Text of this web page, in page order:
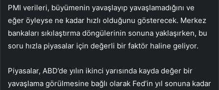
PMI verileri, büyümenin yavaşlayıp yavaşlamadığını ve
eğer öyleyse ne kadar hızlı olduğunu gösterecek. Merkez
bankaları sıkılaştırma döngülerinin sonuna yaklaşırken, bu
soru hızla piyasalar için değerli bir faktör haline geliyor.
Piyasalar, ABD’de yılın ikinci yarısında kayda değer bir
yavaşlama görülmesine bağlı olarak Fed’in yıl sonuna kadar